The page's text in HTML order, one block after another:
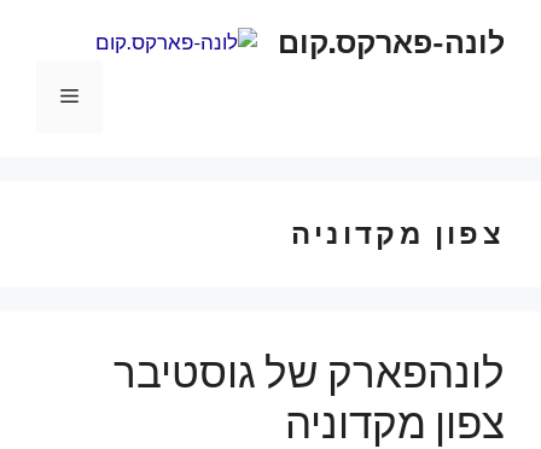
לתוכןלונה-פארקס.קום
תפריט
צפון מקדוניה
לונהפארק של גוסטיבר
צפון מקדוניה